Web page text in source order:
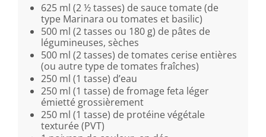
625 ml (2 ½ tasses) de sauce tomate (de
type Marinara ou tomates et basilic)
500 ml (2 tasses ou 180 g) de pâtes de
légumineuses, sèches
500 ml (2 tasses) de tomates cerise entières
(ou autre type de tomates fraîches)
250 ml (1 tasse) d’eau
250 ml (1 tasse) de fromage feta léger
émietté grossièrement
250 ml (1 tasse) de protéine végétale
texturée (PVT)